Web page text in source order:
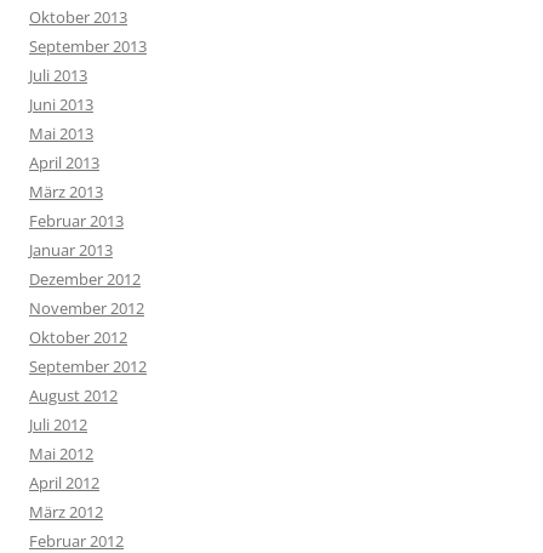
Oktober 2013
September 2013
Juli 2013
Juni 2013
Mai 2013
April 2013
März 2013
Februar 2013
Januar 2013
Dezember 2012
November 2012
Oktober 2012
September 2012
August 2012
Juli 2012
Mai 2012
April 2012
März 2012
Februar 2012